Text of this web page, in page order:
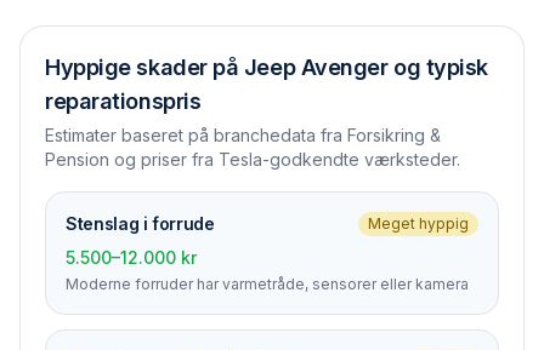
Hyppige skader på Jeep Avengerog typisk
reparationspris
Estimater baseret på branchedata fra Forsikring &
Pension og priser fra Tesla-godkendte værksteder.
Stenslag i forrude Meget hyppig
5.500–12.000 kr
Moderne forruder har varmetråde, sensorer eller kamera